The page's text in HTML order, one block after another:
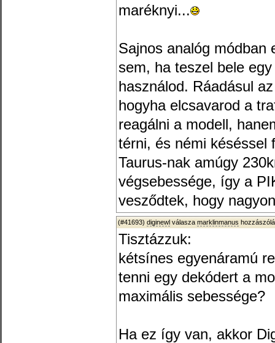
maréknyi...
Sajnos analóg módban
sem, ha teszel bele
használod. Ráadásul
hogyha elcsavarod a
reagálni a modell,
térni, és némi késéssel
Taurus-nak amúgy
végsebessége, így a
vesződtek, hogy
(#41693) diginewl válasza marklinmanus
Tisztázzuk:
kétsínes egyenáramú
tenni egy dekódert a
maximális sebessége?
Ha ez így van, akkor